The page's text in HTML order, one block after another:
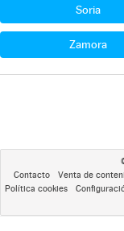
Soria
Zamora
Contacto Venta de
Política cookies